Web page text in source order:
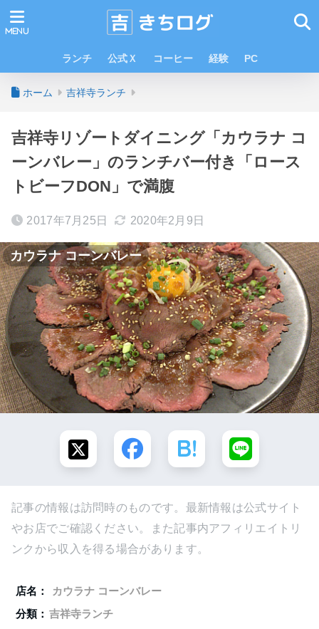
ランチ 公式Ｘ コーヒー 経験 PC
ホーム 吉祥寺ランチ
吉祥寺リゾートダイニング「カウラナ コ
ーンバレー」のランチバー付き「ロース
トビーフDON」で満腹
2017年7月25日 2020年2月9日
カウラナ コーンバレー
記事の情報は訪問時のものです。最新情報は公式サイト
やお店でご確認ください。また記事内アフィリエイトリ
ンクから収入を得る場合があります。
店名：
カウラナ コーンバレー
分類： 吉祥寺ランチ